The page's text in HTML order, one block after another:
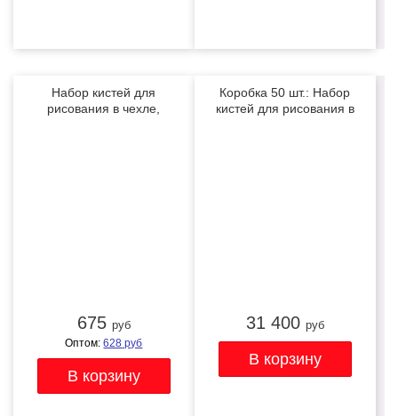
Набор кистей для
рисования в чехле,
675 руб
Оптом:628 руб
Коробка 50 шт.: Набор
кистей для рисования в
31 400 руб